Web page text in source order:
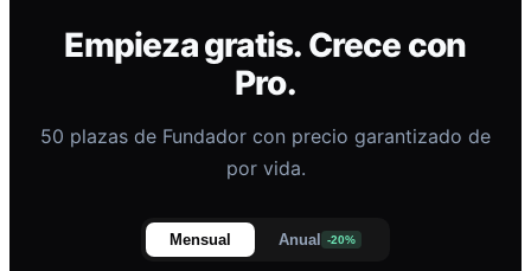
Empieza gratis. Crece con
Pro.
50 plazas de Fundador con precio garantizado de
por vida.
Mensual Anual -20%